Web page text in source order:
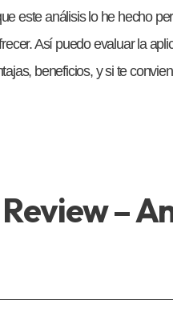
este análisis lo he hecho
Así puedo evaluar la
beneficios, y si te
Review –